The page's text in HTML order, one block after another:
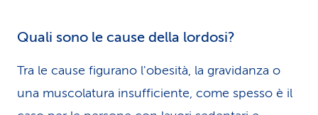
i
o
Quali sono le cause della lordosi?
Tra le cause figurano l'obesità, la gravidanza o
una muscolatura insufficiente, come spesso è il